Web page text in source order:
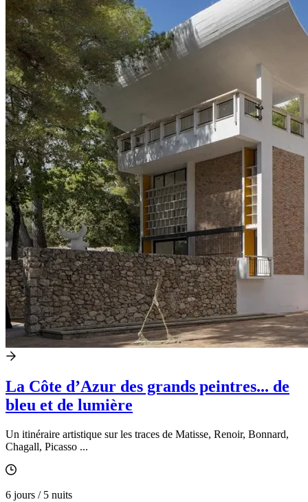
La Côte d’Azur des grands peintres... de
bleu et de lumière
Un itinéraire artistique sur les traces de Matisse, Renoir, Bonnard,
Chagall, Picasso ...
6 jours / 5 nuits